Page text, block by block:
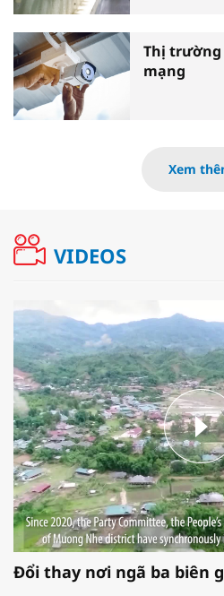
Thị trường
mạng
Xem
VIDEOS
Đổi thay nơi ngã ba biên